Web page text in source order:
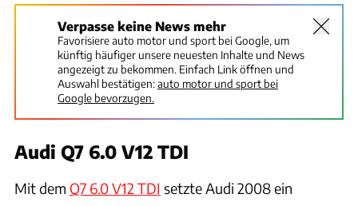
Verpasse keine News mehr
Favorisiere auto motor und sport bei Google, um
künftig häufiger unsere neuesten Inhalte und News
angezeigt zu bekommen. Einfach Link öffnen und
Auswahl bestätigen:auto motor und sport bei
Google bevorzugen.
Audi Q7 6.0 V12 TDI
Mit dem Q7 6.0 V12 TDI setzte Audi 2008 ein